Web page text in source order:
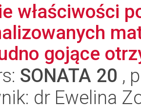
właściwości
gojące
SONATA 20 ,
dr Ewelina